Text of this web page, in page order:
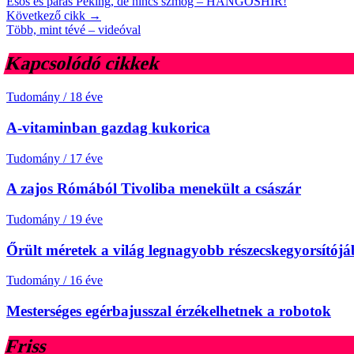
Következő cikk →
Több, mint tévé – videóval
Kapcsolódó cikkek
Tudomány / 18 éve
A-vitaminban gazdag kukorica
Tudomány / 17 éve
A zajos Rómából Tivoliba menekült a császár
Tudomány / 19 éve
Őrült méretek a világ legnagyobb
Tudomány / 16 éve
Mesterséges egérbajusszal érzékelhetnek a robotok
Friss